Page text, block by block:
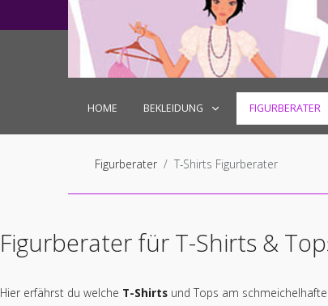
+49 6027 7180599 mail@localhost.de
HOME BEKLEIDUNG FIGURBERATER
Figurberater T-Shirts Figurberater
Figurberater für T-Shirts &
Hier erfährst du welche T-Shirts und Tops am